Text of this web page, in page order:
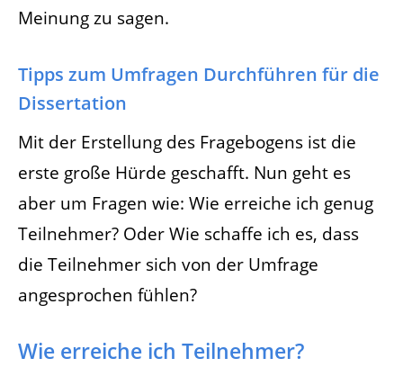
Meinung zu sagen.
Tipps zum Umfragen Durchführen für die
Dissertation
Mit der Erstellung des Fragebogens ist die
erste große Hürde geschafft. Nun geht es
aber um Fragen wie: Wie erreiche ich genug
Teilnehmer? Oder Wie schaffe ich es, dass
die Teilnehmer sich von der Umfrage
angesprochen fühlen?
Wie erreiche ich Teilnehmer?